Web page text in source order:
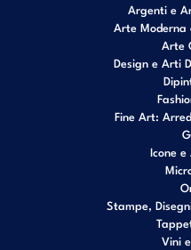
Argenti e
Arte Moderna
Arte
Design e Arti
Fine Art:
Icone
Stampe,
Vini